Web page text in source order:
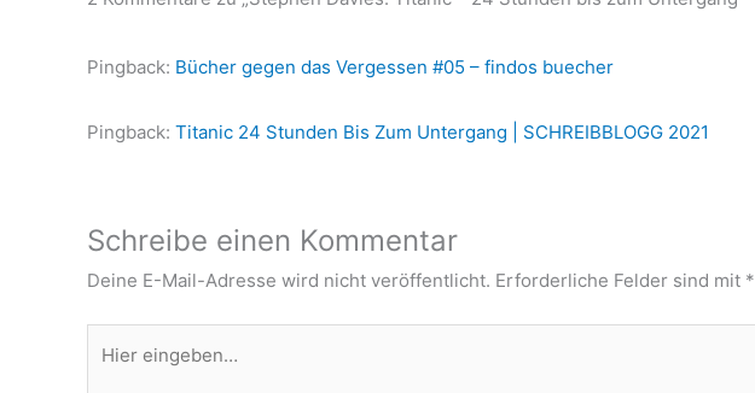
Pingback: Bücher gegen das Vergessen #05 – findos buecher
Pingback: Titanic 24 Stunden Bis Zum Untergang | SCHREIBBLOGG 2021
Schreibe einen Kommentar
Deine E-Mail-Adresse wird nicht veröffentlicht. Erforderliche Felder sind mit *
eingeben…